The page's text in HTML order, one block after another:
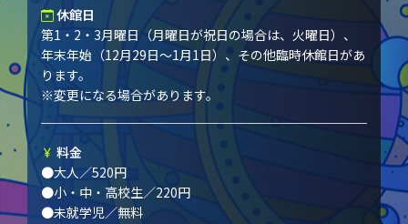
休館日
第1・2・3月曜日（月曜日が祝日の場合は、火曜日）、
年末年始（12月29日～1月1日）、その他臨時休館日があ
ります。
※変更になる場合があります。
料金
●大人／520円
●小・中・高校生／220円
●未就学児／無料